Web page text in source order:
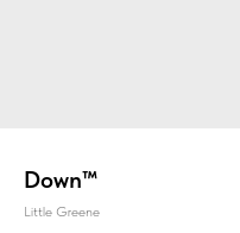
Down™
Little Greene